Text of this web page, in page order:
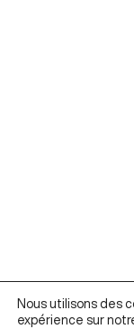
Nous utilisons des
expérience sur